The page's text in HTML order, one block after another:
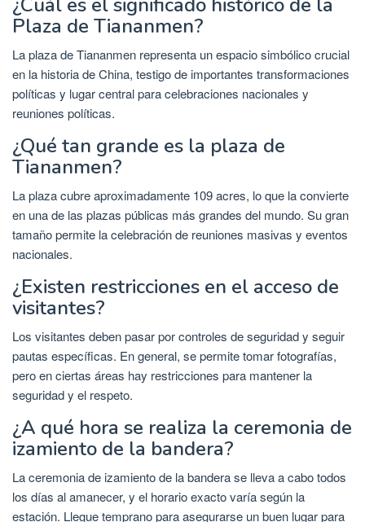
Plaza de Tiananmen?
La plaza de Tiananmen representa un espacio simbólico crucial
en la historia de China, testigo de importantes transformaciones
políticas y lugar central para celebraciones nacionales y
reuniones políticas.
¿Qué tan grande es la plaza de
Tiananmen?
La plaza cubre aproximadamente 109 acres, lo que la convierte
en una de las plazas públicas más grandes del mundo. Su gran
tamaño permite la celebración de reuniones masivas y eventos
nacionales.
¿Existen restricciones en el acceso de
visitantes?
Los visitantes deben pasar por controles de seguridad y seguir
pautas específicas. En general, se permite tomar fotografías,
pero en ciertas áreas hay restricciones para mantener la
seguridad y el respeto.
¿A qué hora se realiza la ceremonia de
izamiento de la bandera?
La ceremonia de izamiento de la bandera se lleva a cabo todos
los días al amanecer, y el horario exacto varía según la
estación. Llegue temprano para asegurarse un buen lugar para